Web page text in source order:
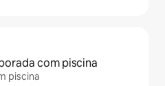
com piscina
piscina